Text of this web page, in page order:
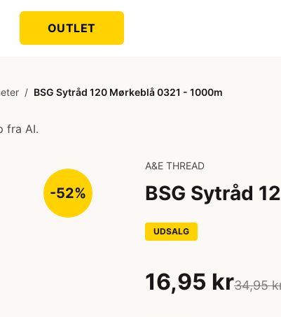
OUTLET
/ BSG Sytråd 120 Mørkeblå 0321 - 1000m
fra AI.
-52%
A&E THREAD
BSG Sytråd
UDSALG
16,95 kr34,95